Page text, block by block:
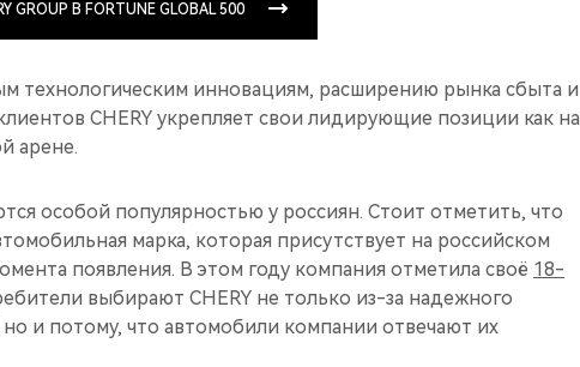
GROUP В FORTUNE GLOBAL 500
технологическим инновациям, расширению рынка сбыта и
CHERY укрепляет свои лидирующие позиции как на
арене.
особой популярностью у россиян. Стоит отметить, что
марка, которая присутствует на российском
появления. В этом году компания отметила своё 18-
выбирают CHERY не только из-за надежного
и потому, что автомобили компании отвечают их